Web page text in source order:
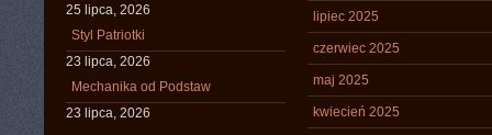
25 lipca, 2026
Styl Patriotki
23 lipca, 2026
Mechanika od Podstaw
23 lipca, 2026
lipiec 2025
czerwiec 2025
maj 2025
kwiecień 2025